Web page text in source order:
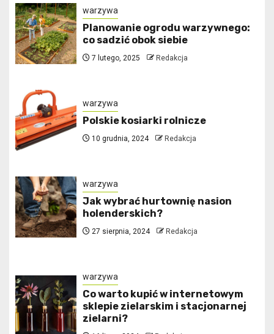
warzywa
Planowanie ogrodu warzywnego:
co sadzić obok siebie
7 lutego, 2025 Redakcja
warzywa
Polskie kosiarki rolnicze
10 grudnia, 2024 Redakcja
warzywa
Jak wybrać hurtownię nasion
holenderskich?
27 sierpnia, 2024 Redakcja
warzywa
Co warto kupić w internetowym
sklepie zielarskim i stacjonarnej
zielarni?